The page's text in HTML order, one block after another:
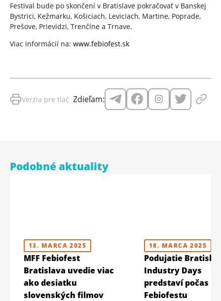
Festival bude po skončení v Bratislave pokračovať v Banskej
Bystrici, Kežmarku, Košiciach, Leviciach, Martine, Poprade,
Prešove, Prievidzi, Trenčíne a Trnave.
Viac informácií na: www.febiofest.sk
Verzia pre tlač Zdieľam:
Podobné aktuality
13. MARCA 2025
MFF Febiofest
Bratislava uvedie viac
ako desiatku
slovenských filmov
18. MARCA 2025
Podujatie
Industry Days
predstaví počas
Febiofestu